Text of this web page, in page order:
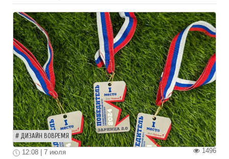
ДИЗАЙН ВОВРЕМЯ
1496
12:08 | 7 июля